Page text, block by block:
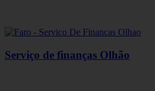
Serviço de finanças Olhão